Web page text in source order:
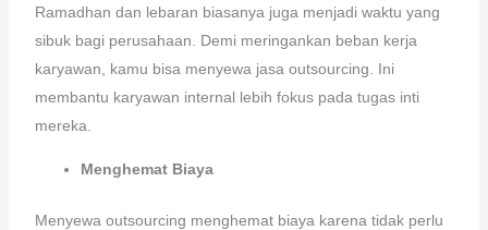
Ramadhan dan lebaran biasanya juga menjadi waktu yang
sibuk bagi perusahaan. Demi meringankan beban kerja
karyawan, kamu bisa menyewa jasa outsourcing. Ini
membantu karyawan internal lebih fokus pada tugas inti
mereka.
Menghemat Biaya
Menyewa outsourcing menghemat biaya karena tidak perlu